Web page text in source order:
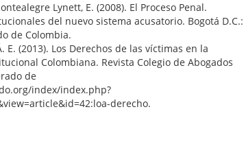
Lynett, E. (2008). El Proceso Penal.
del nuevo sistema acusatorio. Bogotá D.C.:
de Colombia.
E. (2013). Los Derechos de las víctimas en la
Colombiana. Revista Colegio de Abogados
de
index/index.php?
derecho.